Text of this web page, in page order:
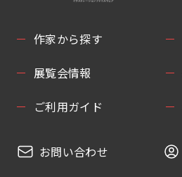
作家から探す
展覧会情報
ご利用ガイド
お問い合わせ